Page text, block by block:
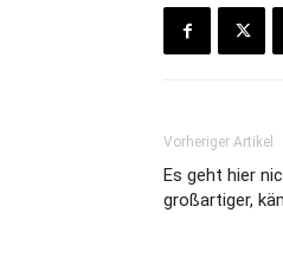
Vorheriger Artikel
Es geht hier
großartiger,